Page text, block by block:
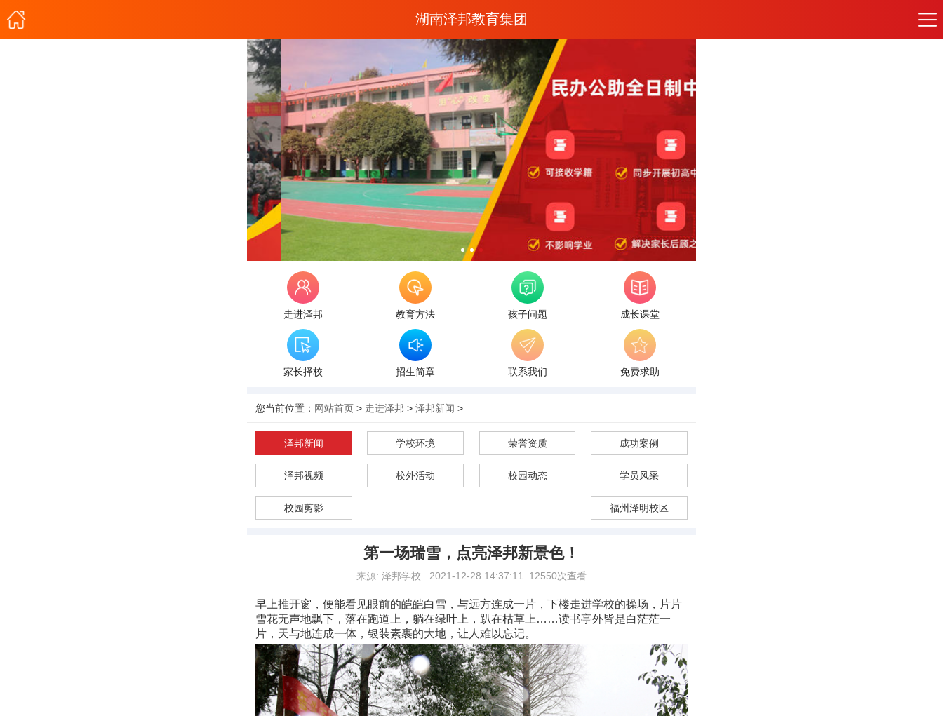
湖南泽邦教育集团
走进泽邦 教育方法 孩子问题 成长课堂
家长择校 招生简章 联系我们 免费求助
您当前位置： 网站首页 > 走进泽邦 > 泽邦新闻 >
泽邦新闻 学校环境 荣誉资质 成功案例
泽邦视频 校外活动 校园动态 学员风采
校园剪影 福州泽明校区
第一场瑞雪，点亮泽邦新景色！
来源: 泽邦学校 2021-12-28 14:37:11 12550次查看
早上推开窗，便能看见眼前的皑皑白雪，与远方连成一片，下楼走进学校的操场，片片
雪花无声地飘下，落在跑道上，躺在绿叶上，趴在枯草上……读书亭外皆是白茫茫一
片，天与地连成一体，银装素裹的大地，让人难以忘记。